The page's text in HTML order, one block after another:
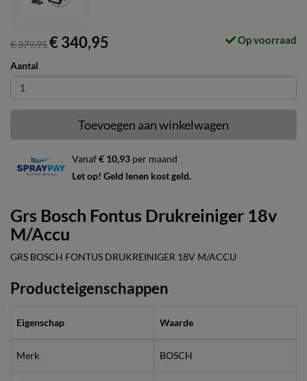
€ 379,95€ 340,95 Op voorraad
Aantal
Toevoegen aan winkelwagen
Vanaf€ 10,93 per maand
Let op! Geld lenen kost geld.
Grs Bosch Fontus Drukreiniger 18v
M/Accu
GRS BOSCH FONTUS DRUKREINIGER 18V M/ACCU
Producteigenschappen
Eigenschap Waarde
Merk BOSCH